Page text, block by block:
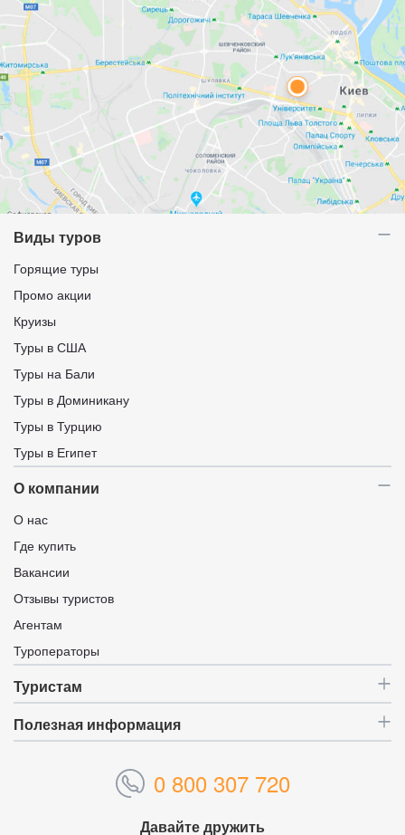
Виды туров
Горящие туры
Промо акции
Круизы
Туры в США
Туры на Бали
Туры в Доминикану
Туры в Турцию
Туры в Египет
О компании
О нас
Где купить
Вакансии
Отзывы туристов
Агентам
Туроператоры
Туристам
Полезная информация
0 800 307 720
Давайте дружить